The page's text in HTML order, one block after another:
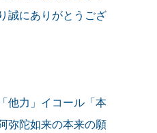
誠にありがとうござ
他力」イコール「本
弥陀如来の本来の願